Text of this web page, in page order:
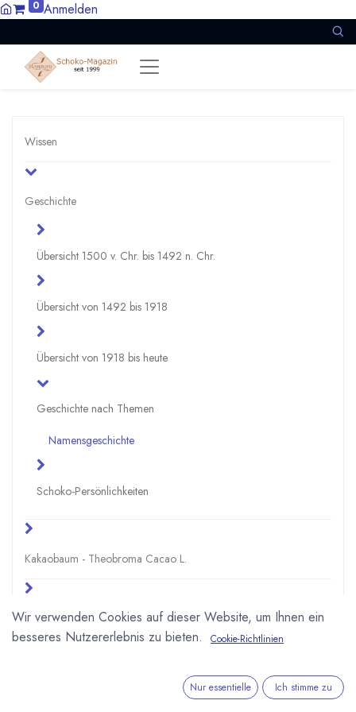
0 Anmelden
Wissen
Geschichte
Übersicht 1500 v. Chr. bis 1492 n. Chr.
Übersicht von 1492 bis 1918
Übersicht von 1918 bis heute
Geschichte nach Themen
Namensgeschichte
Schoko-Persönlichkeiten
Kakaobaum - Theobroma Cacao L.
Herstellung - Schokolade und Kakao
Wir verwenden Cookies auf dieser Website, um Ihnen ein
besseres Nutzererlebnis zu bieten.
Cookie-Richtlinien
Nur essentielle Ich stimme zu